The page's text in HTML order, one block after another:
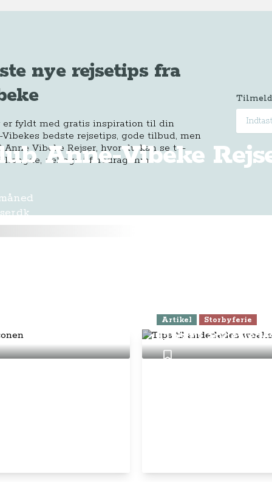
nye rejsetips fra
er fyldt med gratis inspiration til din
bedste rejsetips, gode tilbud, men
Anne Vibeke Rejser, hvor du kan se tv-
længde, deltage i foredrag mm.
Anne-Vibeke
for
Artikel Storbyferie
Tips til